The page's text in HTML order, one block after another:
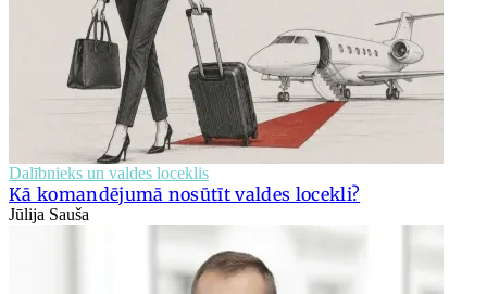
Dalībnieks un valdes loceklis
Kā komandējumā nosūtīt valdes locekli?
Jūlija Sauša